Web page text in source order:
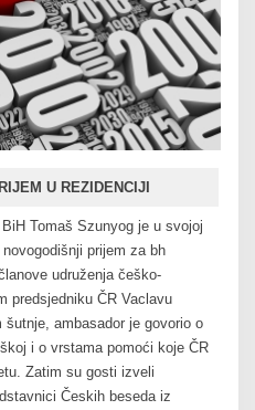
U REZIDENCIJI
Tomaš Szunyog je u svojoj
prijem za bh
udruženja češko-
predsjedniku ČR Vaclavu
ambasador je govorio o
i o vrstama pomoći koje ČR
Zatim su gosti izveli
Českih beseda iz